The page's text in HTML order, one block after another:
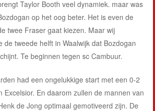
Taylor Booth veel dynamiek. maar was
op het oog beter. Het is even de
twee Fraser gaat kiezen. Maar wij
de tweede helft in Waalwijk dat Bozdogan
Te beginnen tegen sc Cambuur.
had een ongelukkige start met een 0-2
Excelsior. En daarom zullen de mannen van
de Jong optimaal gemotiveerd zijn. De